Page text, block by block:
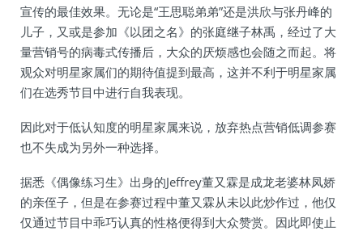
宣传的最佳效果。无论是“王思聪弟弟”还是洪欣与张丹峰的
儿子，又或是参加《以团之名》的张庭继子林禹，经过了大
量营销号的病毒式传播后，大众的厌烦感也会随之而起。将
观众对明星家属们的期待值提到最高，这并不利于明星家属
们在选秀节目中进行自我表现。
因此对于低认知度的明星家属来说，放弃热点营销低调参赛
也不失成为另外一种选择。
据悉《偶像练习生》出身的Jeffrey董又霖是成龙老婆林凤娇
的亲侄子，但是在参赛过程中董又霖从未以此炒作过，他仅
仅通过节目中乖巧认真的性格便得到大众赞赏。因此即使止